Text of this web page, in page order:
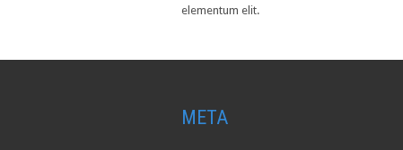
elementum elit.
META